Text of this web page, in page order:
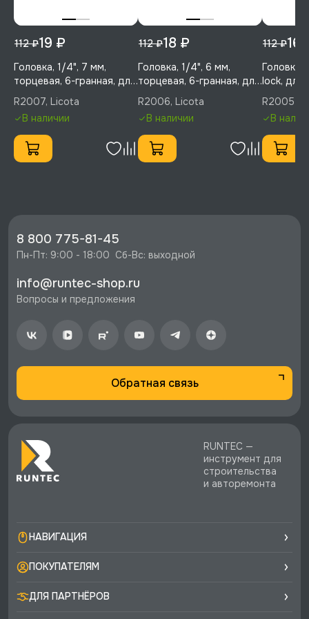
112 ₽19 ₽
Головка, 1/4", 7 мм,
торцевая, 6-гранная, для
слизанного крепежа,
Licota, R2007
R2007, Licota
В наличии
112 ₽18 ₽
Головка, 1/4", 6 мм,
торцевая, 6-гранная, для
слизанного крепежа,
Licota, R2006
R2006, Licota
В наличии
112 ₽16
Головка
lock, для
крепежа,
Licota,
R20055,
В
8 800 775-81-45
Пн-Пт: 9:00 - 18:00  Сб-Вс: выходной
info@runtec-shop.ru
Вопросы и предложения
Обратная связь
RUNTEC —
инструмент для
строительства
и авторемонта
НАВИГАЦИЯ
ПОКУПАТЕЛЯМ
ДЛЯ ПАРТНЁРОВ